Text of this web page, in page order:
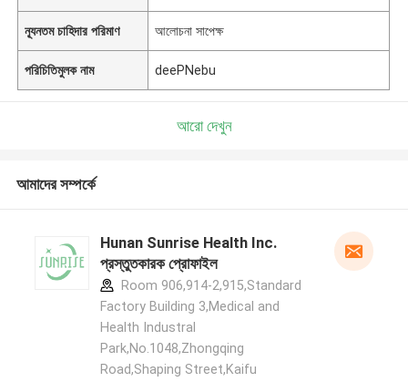
ন্যূনতম চাহিদার পরিমাণ আলোচনা সাপেক্ষ
পরিচিতিমুলক নাম deePNebu
আরো দেখুন
আমাদের সম্পর্কে
Hunan Sunrise Health Inc.
প্রস্তুতকারক প্রোফাইল
Room 906,914-2,915,Standard
Factory Building 3,Medical and
Health Industral
Park,No.1048,Zhongqing
Road,Shaping Street,Kaifu